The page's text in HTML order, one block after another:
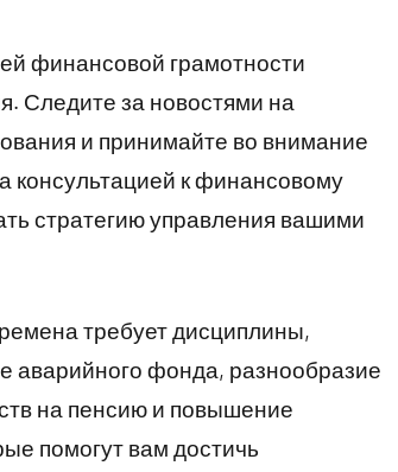
финансовой грамотности
Следите за новостями на
и принимайте во внимание
консультацией к финансовому
стратегию управления вашими
требует дисциплины,
аварийного фонда, разнообразие
на пенсию и повышение
помогут вам достичь